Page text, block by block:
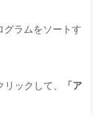
グラムをソートす
ックして、
「ア